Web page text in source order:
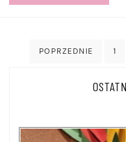
Stronicowanie
POPRZEDNIE 1